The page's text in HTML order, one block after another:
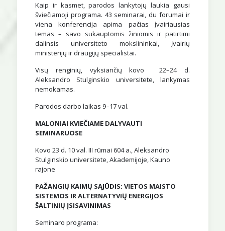
Kaip ir kasmet, parodos lankytojų laukia gausi
šviečiamoji programa. 43 seminarai, du forumai ir
viena konferencija apima pačias įvairiausias
temas – savo sukauptomis žiniomis ir patirtimi
dalinsis universiteto mokslininkai, įvairių
ministerijų ir draugijų specialistai.
Visų renginių, vyksiančių kovo 22–24 d.
Aleksandro Stulginskio universitete, lankymas
nemokamas.
Parodos darbo laikas 9–17 val.
MALONIAI KVIEČIAME DALYVAUTI
SEMINARUOSE
Kovo 23 d. 10 val. III rūmai 604 a., Aleksandro
Stulginskio universitete, Akademijoje, Kauno
rajone
PAŽANGIŲ KAIMŲ SĄJŪDIS: VIETOS MAISTO
SISTEMOS IR ALTERNATYVIŲ ENERGIJOS
ŠALTINIŲ ĮSISAVINIMAS
Seminaro programa: